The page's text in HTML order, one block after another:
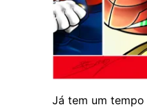
Já tem um